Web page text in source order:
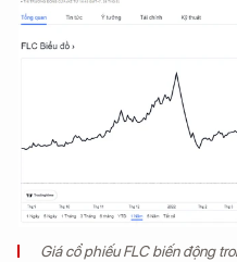
Giá cổ phiếu FLC biến động